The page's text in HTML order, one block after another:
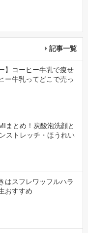
記事一覧
】コーヒー牛乳で痩せ
ー牛乳ってどこで売っ
まとめ！炭酸泡洗顔と
ストレッチ・ほうれい
はスフレワッフルハラ
おすすめ